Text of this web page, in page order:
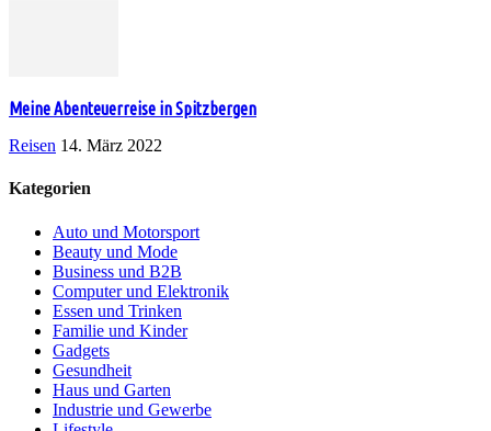
Meine Abenteuerreise in Spitzbergen
Reisen 14. März 2022
Kategorien
Auto und Motorsport
Beauty und Mode
Business und B2B
Computer und Elektronik
Essen und Trinken
Familie und Kinder
Gadgets
Gesundheit
Haus und Garten
Industrie und Gewerbe